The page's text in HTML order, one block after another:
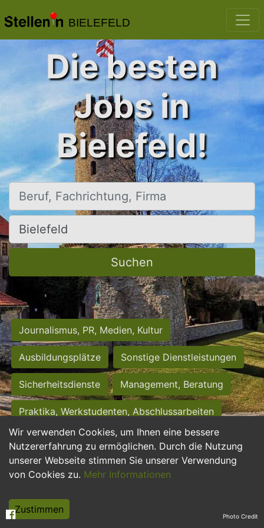
BIELEFELD
Wir verwenden Cookies, um Ihnen eine bessere
Nutzererfahrung zu ermöglichen. Durch die Nutzung
unserer Webseite stimmen Sie unserer Verwendung
von Cookies zu. Mehr Informationen
Zustimmen
Die besten
Jobs in
Bielefeld!
Beruf, Fachrichtung, Firma
Ort, Stadt
Suchen
Journalismus, PR, Medien, Kultur
Ausbildungsplätze Sonstige Dienstleistungen
Sicherheitsdienste Management, Beratung
Praktika, Werkstudenten, Abschlussarbeiten
Personalwesen Assistenz, Sekretariat
Hilfskräfte, Aushilfs- und Nebenjobs
Weiterbildung, Studium, duale Ausbildung Photo Credit